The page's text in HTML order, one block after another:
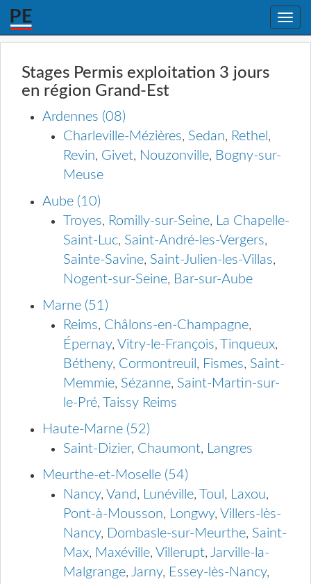
Toggle
Stages Permis exploitation 3 jours
en région Grand-Est
Ardennes (08)
Charleville-Mézières, Sedan, Rethel ,
Revin, Givet, Nouzonville, Bogny-sur-
Meuse
Aube (10)
Troyes, Romilly-sur-Seine, La Chapelle-
Saint-Luc, Saint-André-les-Vergers,
Sainte-Savine, Saint-Julien-les-Villas,
Nogent-sur-Seine, Bar-sur-Aube
Marne (51)
Reims, Châlons-en-Champagne,
Épernay, Vitry-le-François, Tinqueux,
Bétheny, Cormontreuil , Fismes, Saint-
Memmie, Sézanne, Saint-Martin-sur-
le-Pré,
Taissy Reims
Haute-Marne (52)
Saint-Dizier, Chaumont, Langres
Meurthe-et-Moselle (54)
Nancy, Vand, Lunéville, Toul , Laxou,
Pont-à-Mousson, Longwy, Villers-lès-
Nancy, Dombasle-sur-Meurthe, Saint-
Max, Maxéville, Villerupt, Jarville-la-
Malgrange, Jarny, Essey-lès-Nancy,